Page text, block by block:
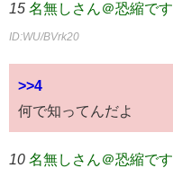
15 名無しさん＠恐縮です
ID:WU/BVrk20
>>4
何で知ってんだよ
10 名無しさん＠恐縮です